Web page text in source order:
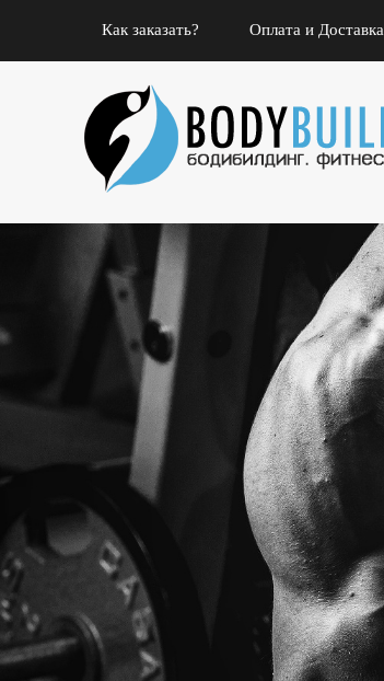
Как заказать? Оплата и Доставка